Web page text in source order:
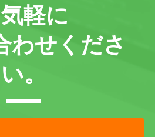
軽に
わせくださ
い。